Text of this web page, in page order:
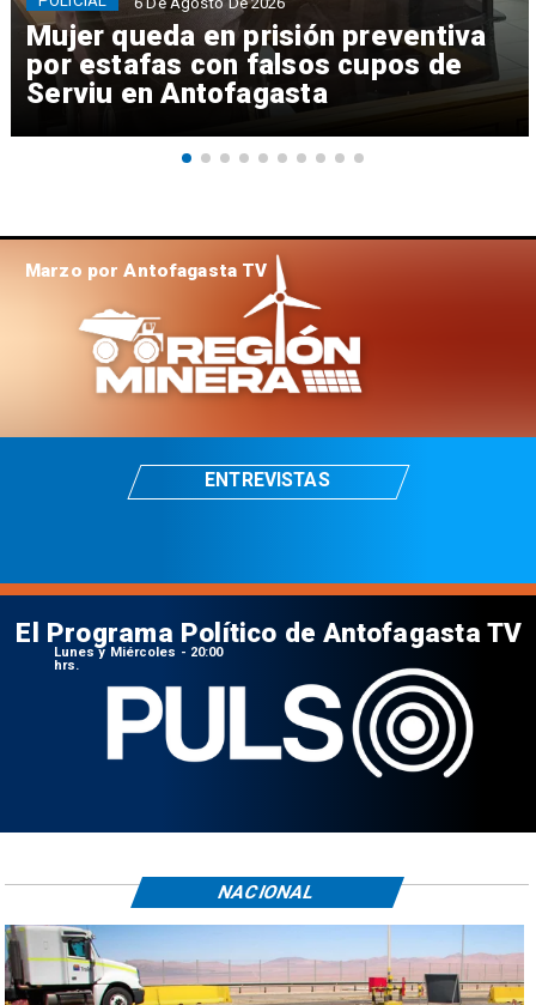
Mujer queda en prisión preventiva
por estafas con falsos cupos de
Serviu en Antofagasta
Marzo por Antofagasta TV
ENTREVISTAS
El Programa Político de Antofagasta TV
Lunes y Miércoles - 20:00
hrs.
NACIONAL